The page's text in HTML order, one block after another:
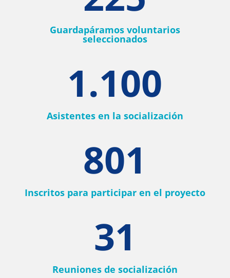
Guardapáramos voluntarios
seleccionados
1.100
Asistentes en la socialización
801
Inscritos para participar en el proyecto
31
Reuniones de socialización